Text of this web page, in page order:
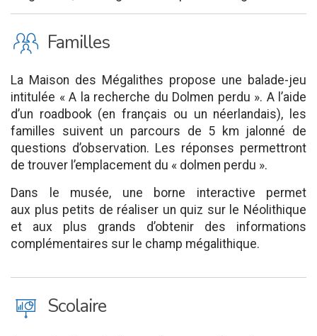
K Familles
La Maison des Mégalithes propose une balade-jeu
intitulée « A la recherche du Dolmen perdu ». A l’aide
d’un roadbook (en français ou un néerlandais), les
familles suivent un parcours de 5 km jalonné de
questions d’observation. Les réponses permettront
de trouver l’emplacement du « dolmen perdu ».
Dans le musée, une borne interactive permet
aux plus petits de réaliser un quiz sur le Néolithique
et aux plus grands d’obtenir des informations
complémentaires sur le champ mégalithique.
J Scolaire